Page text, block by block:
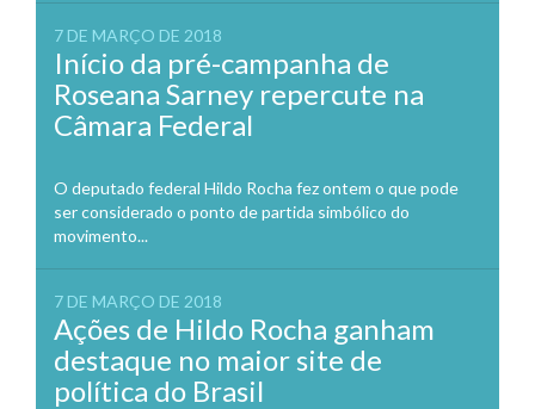
7 DE MARÇO DE 2018
Início da pré-campanha de
Roseana Sarney repercute na
Câmara Federal
O deputado federal Hildo Rocha fez ontem o que pode
ser considerado o ponto de partida simbólico do
movimento...
7 DE MARÇO DE 2018
Ações de Hildo Rocha ganham
destaque no maior site de
política do Brasil